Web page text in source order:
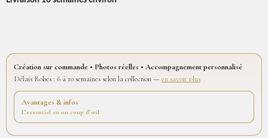
Création sur commande • Photos réelles • Accompagnement personnalisé
Délais Robes : 6 à 10 semaines selon la collection —en savoir plus
Avantages & infos
L’essentiel en un coup d’œil